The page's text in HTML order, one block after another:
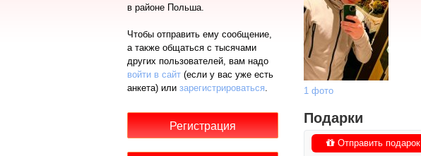
в районе Польша.
Чтобы отправить ему сообщение,
а также общаться с тысячами
других пользователей, вам надо
войти в сайт (если у вас уже есть
анкета) или зарегистрироваться. 1 фото
Подарки
Отправить подарок